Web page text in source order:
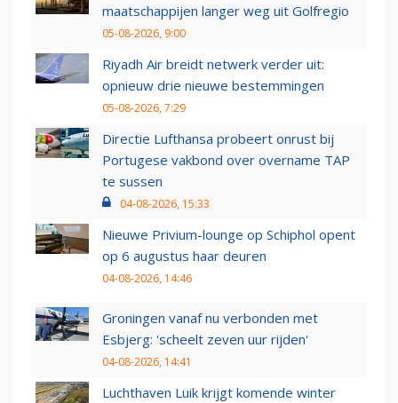
maatschappijen langer weg uit Golfregio
05-08-2026, 9:00
Riyadh Air breidt netwerk verder uit:
opnieuw drie nieuwe bestemmingen
05-08-2026, 7:29
Directie Lufthansa probeert onrust bij
Portugese vakbond over overname TAP
te sussen
04-08-2026, 15:33
Nieuwe Privium-lounge op Schiphol opent
op 6 augustus haar deuren
04-08-2026, 14:46
Groningen vanaf nu verbonden met
Esbjerg: 'scheelt zeven uur rijden'
04-08-2026, 14:41
Luchthaven Luik krijgt komende winter